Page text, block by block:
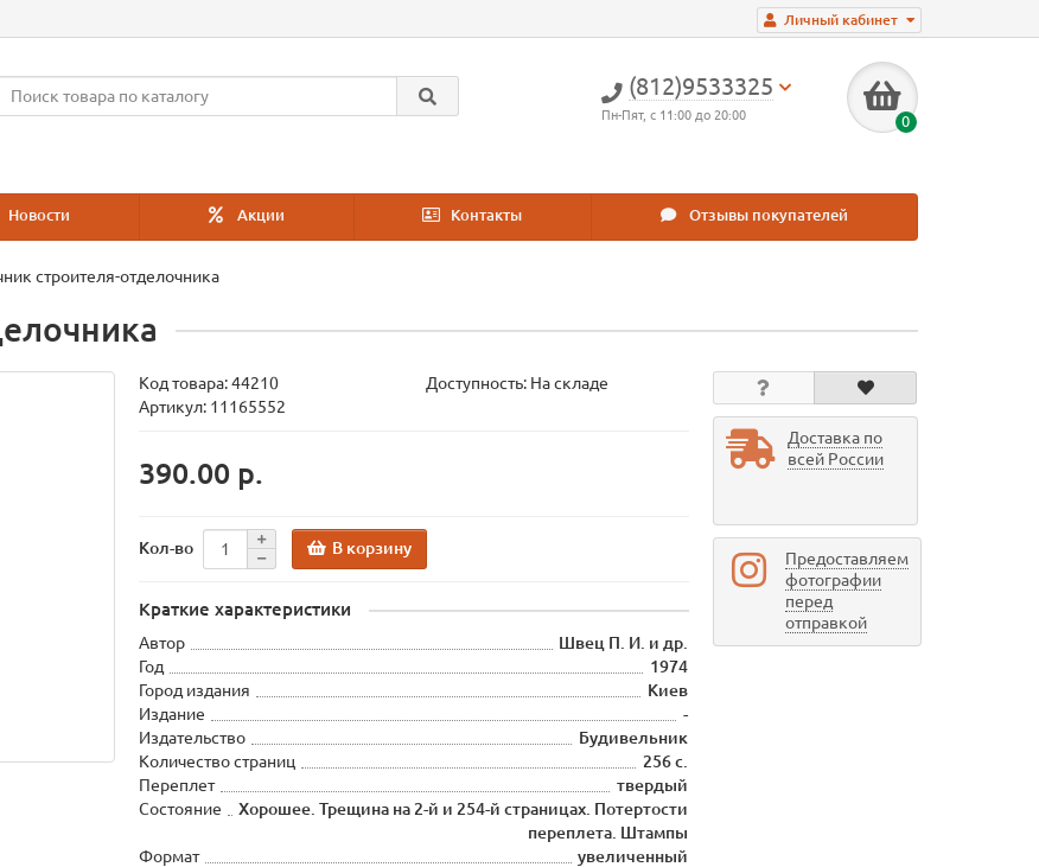
Личный кабинет
(812)9533325
Пн-Пят, с 11:00 до 20:00 0
Новости Акции Контакты Отзывы покупателей
строителя-отделочника
Код товара:44210
Доступность: На складе
Артикул: 11165552
390.00 р.
Кол-во В корзину
Краткие характеристики
Автор
Швец П. И. и др.
Год
1974
Город издания
Киев
Издание
-
Издательство
Будивельник
Количество страниц
256 с.
Переплет
твердый
Состояние
Хорошее. Трещина на 2-й и 254-й страницах. Потертости
переплета. Штампы
Формат
увеличенный
Доставка по
всей России
Предоставляем
фотографии
перед
отправкой